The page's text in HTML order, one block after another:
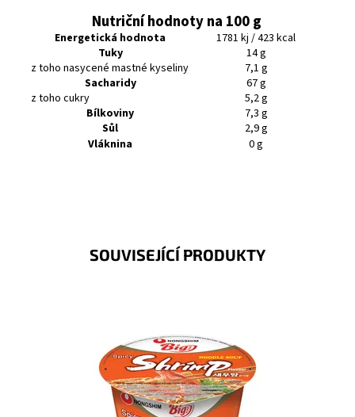
Nutriční hodnoty na 100 g
Energetická hodnota
1781 kj / 423 kcal
Tuky
14 g
z toho nasycené mastné kyseliny
7,1 g
Sacharidy
67 g
z toho cukry
5,2 g
Bílkoviny
7,3 g
Sůl
2,9 g
Vláknina
0 g
SOUVISEJÍCÍ PRODUKTY
Pikantní polévka s krevetovou příchutí.
Dostupnost:
Skladem